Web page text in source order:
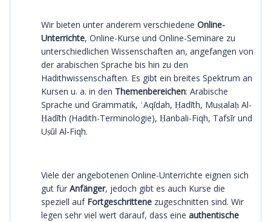
Wir bieten unter anderem verschiedene Online-
Unterrichte, Online-Kurse und Online-Seminare zu
unterschiedlichen Wissenschaften an, angefangen von
der arabischen Sprache bis hin zu den
Hadithwissenschaften. Es gibt ein breites Spektrum an
Kursen u. a. in den Themenbereichen: Arabische
Sprache und Grammatik, ʿAqīdah, Ḥadīth, Muṣṭalaḥ Al-
Ḥadīth (Hadith-Terminologie), Ḥanbali-Fiqh, Tafsīr und
Uṣūl Al-Fiqh.
Viele der angebotenen Online-Unterrichte eignen sich
gut für Anfänger, jedoch gibt es auch Kurse die
speziell auf Fortgeschrittene zugeschnitten sind. Wir
legen sehr viel wert darauf, dass eine authentische